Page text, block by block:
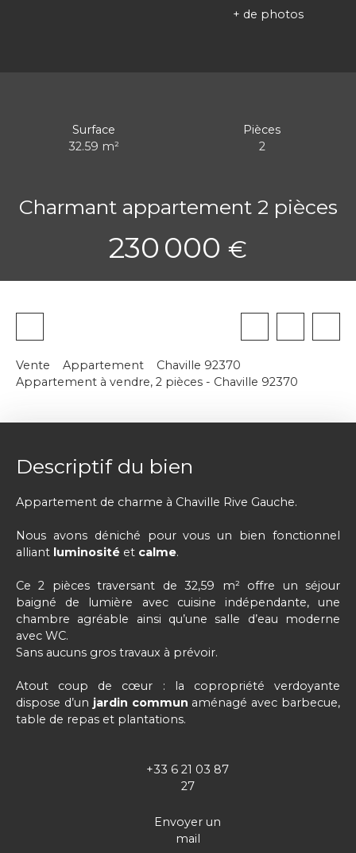
+ de photos
Surface
32.59 m²
Pièces
2
Charmant appartement 2 pièces
230 000 €
Vente Appartement
Chaville 92370
Appartement à vendre, 2 pièces - Chaville 92370
Descriptif du bien
Appartement de charme à Chaville Rive Gauche.
Nous avons déniché pour vous un bien fonctionnel
alliant luminosité et calme.
Ce 2 pièces traversant de 32,59 m² offre un séjour
baigné de lumière avec cuisine indépendante, une
chambre agréable ainsi qu’une salle d’eau moderne
avec WC.
Sans aucuns gros travaux à prévoir.
Atout coup de cœur : la copropriété verdoyante
dispose d’un jardin commun aménagé avec barbecue,
table de repas et plantations.
+33 6 21 03 87
27
Envoyer un
mail